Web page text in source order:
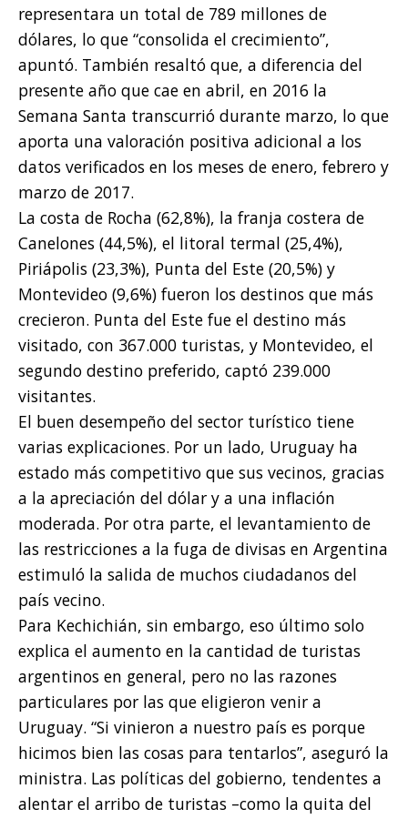
representara un total de 789 millones de
dólares, lo que “consolida el crecimiento”,
apuntó. También resaltó que, a diferencia del
presente año que cae en abril, en 2016 la
Semana Santa transcurrió durante marzo, lo que
aporta una valoración positiva adicional a los
datos verificados en los meses de enero, febrero y
marzo de 2017.
La costa de Rocha (62,8%), la franja costera de
Canelones (44,5%), el litoral termal (25,4%),
Piriápolis (23,3%), Punta del Este (20,5%) y
Montevideo (9,6%) fueron los destinos que más
crecieron. Punta del Este fue el destino más
visitado, con 367.000 turistas, y Montevideo, el
segundo destino preferido, captó 239.000
visitantes.
El buen desempeño del sector turístico tiene
varias explicaciones. Por un lado, Uruguay ha
estado más competitivo que sus vecinos, gracias
a la apreciación del dólar y a una inflación
moderada. Por otra parte, el levantamiento de
las restricciones a la fuga de divisas en Argentina
estimuló la salida de muchos ciudadanos del
país vecino.
Para Kechichián, sin embargo, eso último solo
explica el aumento en la cantidad de turistas
argentinos en general, pero no las razones
particulares por las que eligieron venir a
Uruguay. “Si vinieron a nuestro país es porque
hicimos bien las cosas para tentarlos”, aseguró la
ministra. Las políticas del gobierno, tendentes a
alentar el arribo de turistas –como la quita del